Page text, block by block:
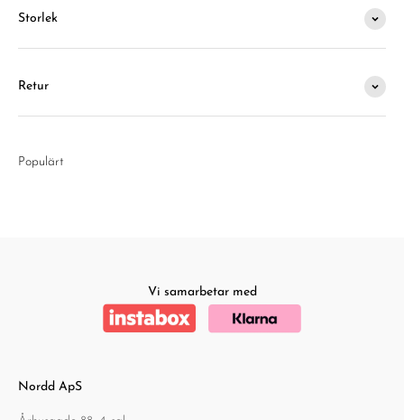
Storlek
Retur
Populärt
Vi samarbetar med
Nordd ApS